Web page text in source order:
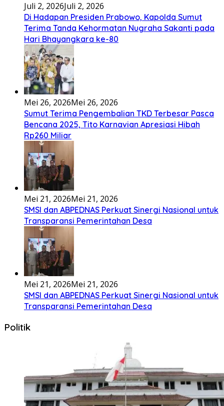
Juli 2, 2026Juli 2, 2026
Di Hadapan Presiden Prabowo, Kapolda Sumut
Terima Tanda Kehormatan Nugraha Sakanti pada
Hari Bhayangkara ke-80
Mei 26, 2026Mei 26, 2026
Sumut Terima Pengembalian TKD Terbesar Pasca
Bencana 2025, Tito Karnavian Apresiasi Hibah
Rp260 Miliar
Mei 21, 2026Mei 21, 2026
SMSI dan ABPEDNAS Perkuat Sinergi Nasional untuk
Transparansi Pemerintahan Desa
Mei 21, 2026Mei 21, 2026
SMSI dan ABPEDNAS Perkuat Sinergi Nasional untuk
Transparansi Pemerintahan Desa
Politik